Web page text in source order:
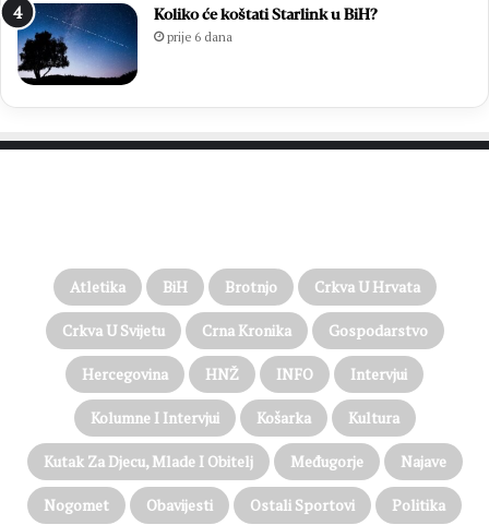
Koliko će koštati Starlink u BiH?
prije 6 dana
Atletika BiH Brotnjo Crkva U Hrvata
Crkva U Svijetu Crna Kronika Gospodarstvo
Hercegovina HNŽ INFO Intervjui
Kolumne I Intervjui Košarka Kultura
Kutak Za Djecu, Mlade I Obitelj Međugorje Najave
Nogomet Obavijesti Ostali Sportovi Politika